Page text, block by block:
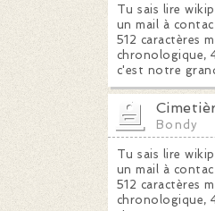
Tu sais lire
un mail à
512 caractères
chronologique,
c'est notre
Bondy
Tu sais lire
un mail à
512 caractères
chronologique,